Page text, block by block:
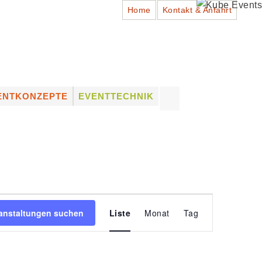
Home Kontakt & Anfahrt
EVENTTECHNIK
VERMIETUNG (DRY HIRE)
& VERKAUF VON
EQUIPMENT
suchen
ANSICHTEN-
Liste Monat Tag